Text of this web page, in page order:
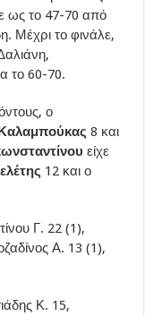
ως το 47-70 από
Μέχρι το φινάλε,
το 60-70.
ο
8 και
είχε
12 και ο
Γ. 22 (1),
Α. 13 (1),
Κ. 15,